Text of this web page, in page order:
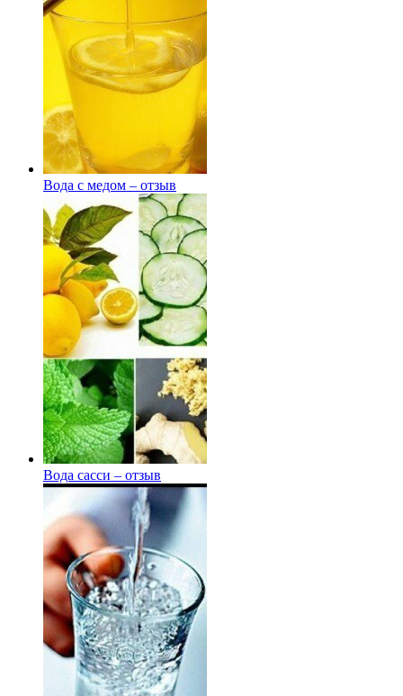
Вода с медом – отзыв
Вода сасси – отзыв